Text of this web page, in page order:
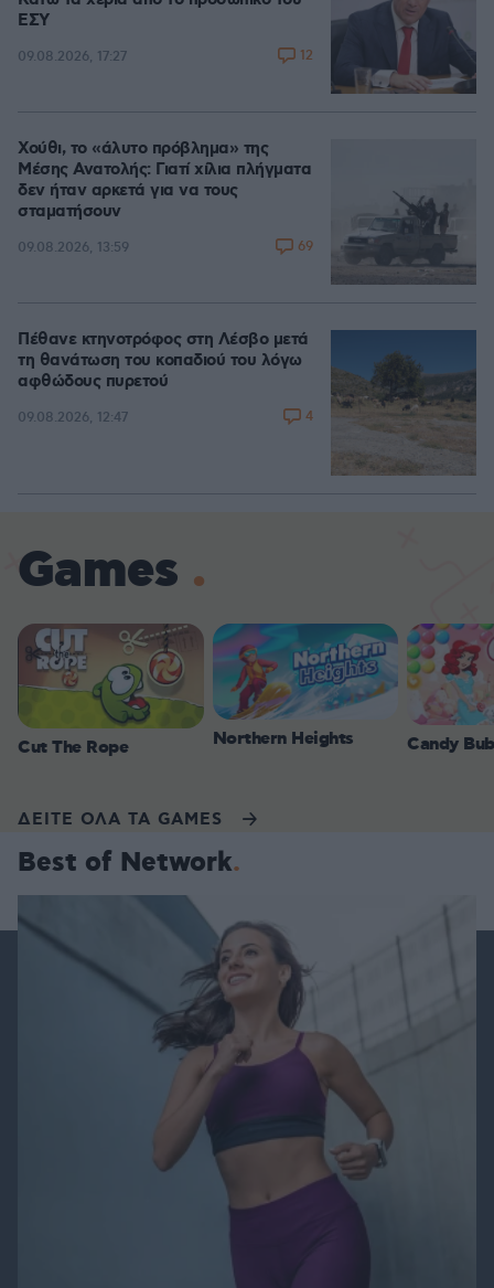
ΕΣΥ
09.08.2026, 17:27 12
Χούθι, το «άλυτο πρόβλημα» της
Μέσης Ανατολής: Γιατί χίλια πλήγματα
δεν ήταν αρκετά για να τους
σταματήσουν
09.08.2026, 13:59 69
Πέθανε κτηνοτρόφος στη Λέσβο μετά
τη θανάτωση του κοπαδιού του λόγω
αφθώδους πυρετού
09.08.2026, 12:47 4
Games
Cut The Rope Northern Heights Candy
ΔΕΙΤΕ ΟΛΑ ΤΑ GAMES
Best of Network